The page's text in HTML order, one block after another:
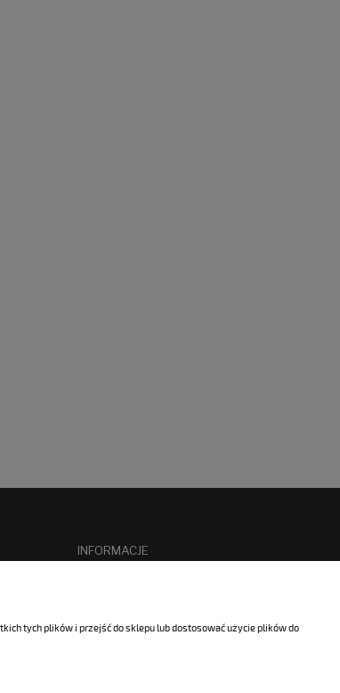
INFORMACJE
Diizocyjaniany
tych plików i przejść do sklepu lub dostosować użycie plików do